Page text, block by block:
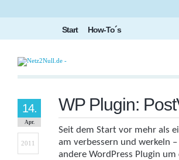
Start How-To´s
WP Plugin:
14.
Apr.
2011
Seit dem Start vor mehr als
am verbessern und werkeln
andere WordPress Plugin